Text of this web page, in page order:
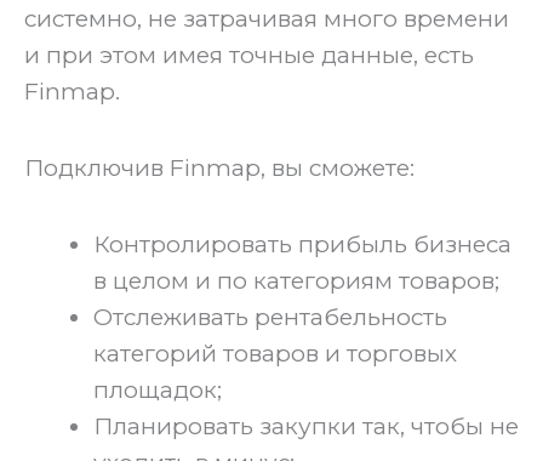
системно, не затрачивая много времени
и при этом имея точные данные, есть
Finmap.
‍Подключив Finmap, вы сможете:
Контролировать прибыль бизнеса
в целом и по категориям товаров;
Отслеживать рентабельность
категорий товаров и торговых
площадок;
Планировать закупки так, чтобы не